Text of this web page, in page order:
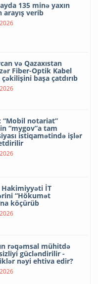
135 minə yaxın
verib
və Qazaxıstan
Fiber-Optik Kabel
başa çatdırıb
“Mobil notariat”
“mygov”a tam
istiqamətində işlər
Hakimiyyəti İT
“Hökumət
köçürüb
rəqəmsal mühitdə
gücləndirilir -
nəyi ehtiva edir?